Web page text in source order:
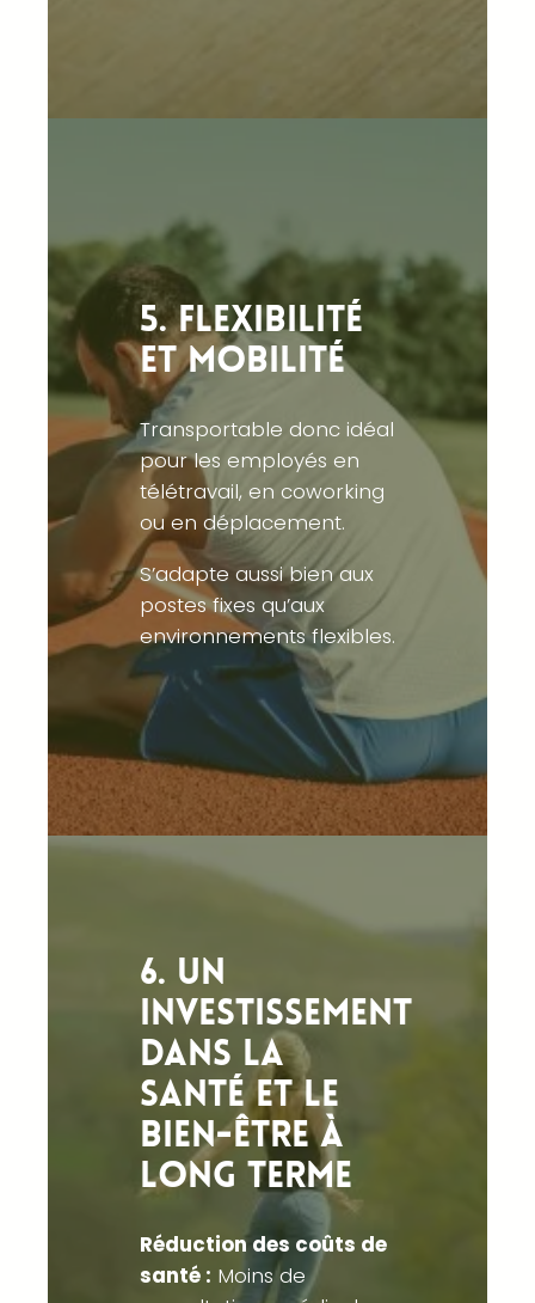
5. Flexibilité
et mobilité
Transportable donc idéal
pour les employés en
télétravail, en coworking
ou en déplacement.
S’adapte aussi bien aux
postes fixes qu’aux
environnements flexibles.
6. Un
investissement
dans la
santé et le
bien-être à
long terme
Réduction des coûts de
santé : Moins de